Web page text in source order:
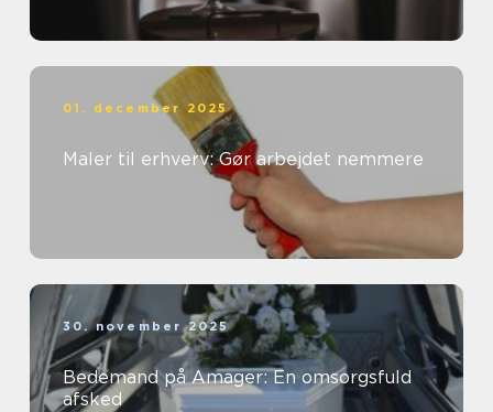
01. december 2025
Maler til erhverv: Gør arbejdet nemmere
30. november 2025
Bedemand på Amager: En omsorgsfuld
afsked